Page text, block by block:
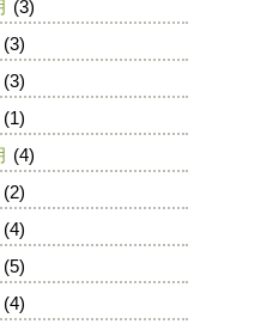
(3)
(3)
(3)
(1)
(4)
(2)
(4)
(5)
(4)